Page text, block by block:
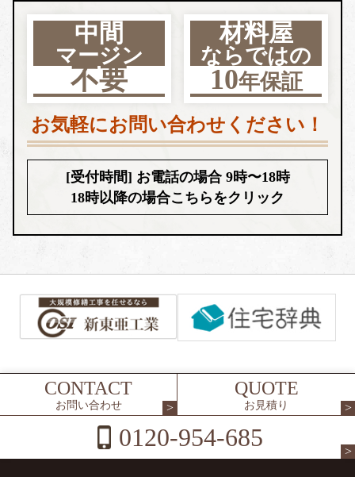
中間
マージン
不要
材料屋
ならではの
10年保証
お気軽にお問い合わせください！
[受付時間] お電話の場合 9時〜18時
18時以降の場合こちらをクリック
CONTACT
お問い合わせ
QUOTE
お見積り
0120-954-685